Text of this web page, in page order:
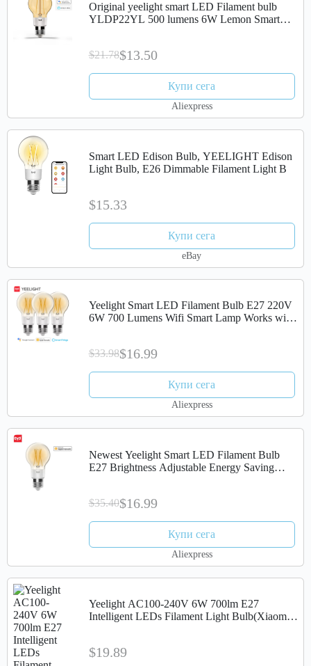
Original yeelight smart LED Filament bulb
YLDP22YL 500 lumens 6W Lemon Smart
$21.78$13.50
Купи сега
Aliexpress
Smart LED Edison Bulb, YEELIGHT Edison
Light Bulb, E26 Dimmable Filament Light B
$15.33
Купи сега
eBay
Yeelight Smart LED Filament Bulb E27 220V
6W 700 Lumens Wifi Smart Lamp Works with
$33.98$16.99
Купи сега
Aliexpress
Newest Yeelight Smart LED Filament Bulb
E27 Brightness Adjustable Energy Saving
$35.40$16.99
Купи сега
Aliexpress
Yeelight AC100-240V 6W 700lm E27
Intelligent LEDs Filament Light Bulb(Xiaomi
$19.89